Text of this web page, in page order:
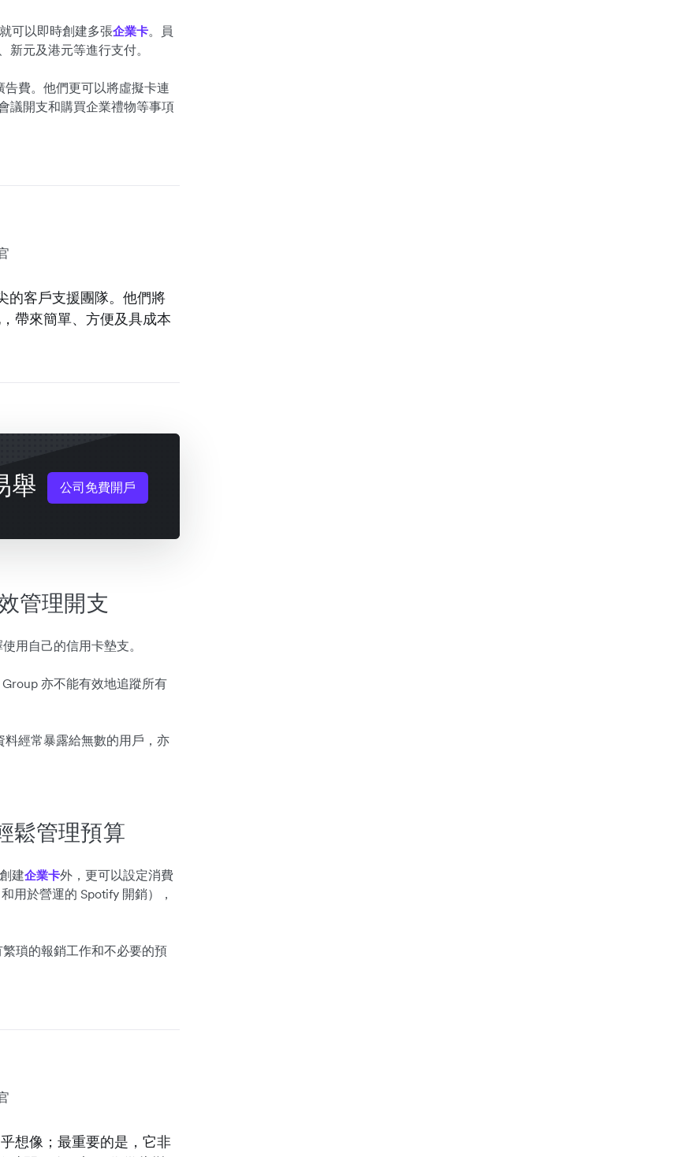
可以即時創建多張企業卡。員
元及港元等進行支付。
費。他們更可以將虛擬卡連
議開支和購買企業禮物等事項
的客戶支援團隊。他們將
帶來簡單、方便及具成本
舉 公司免費開戶
管理開支
用自己的信用卡墊支。
亦不能有效地追蹤所有
經常暴露給無數的用戶，亦
鬆管理預算
建企業卡外，更可以設定消費
用於營運的 Spotify 開銷），
瑣的報銷工作和不必要的預
想像；最重要的是，它非